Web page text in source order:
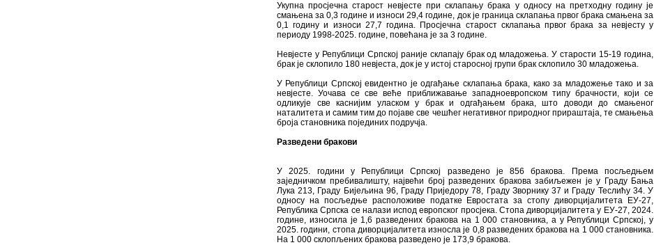
Укупна просјечна старост невјесте при склапању брака у односу на претходну годину је
смањена за 0,3 године и износи 29,4 године, док је граница склапања првог брака смањена за
0,1 годину и износи 27,7 година. Просјечна старост склапања првог брака за невјесту у
периоду 1998-2025. године, повећана је за 3 године.
Невјесте у Републици Српској раније склапају брак од младожења. У старости 15-19 година,
брак је склопило 180 невјеста, док је у истој старосној групи брак склопило 30 младожења.
У Републици Српској евидентно је одгађање склапања брака, како за младожење тако и за
невјесте. Уочава се све веће приближавање западноевропском типу брачности, који се
одликује све каснијим уласком у брак и одгађањем брака, што доводи до смањеног
наталитета и самим тим до појаве све чешћег негативног природног прираштаја, те смањења
броја становника појединих подручја.
Разведени бракови
У 2025. години у Републици Српској разведено је 856 бракова. Према посљедњем
заједничком пребивалишту, највећи број разведених бракова забиљежен је у Граду Бања
Лука 213, Граду Бијељина 96, Граду Приједору 78, Граду Зворнику 37 и Граду Теслићу 34. У
односу на посљедње расположиве податке Евростата за стопу диворцијалитета ЕУ-27,
Република Српска се налази испод европског просјека. Стопа диворцијалитета у ЕУ-27, 2024.
године, износила је 1,6 разведених бракова на 1 000 становника, а у Републици Српској, у
2025. години, стопа диворцијалитета износла је 0,8 разведених бракова на 1 000 становника.
На 1 000 склопљених бракова разведено је 173,9 бракова.